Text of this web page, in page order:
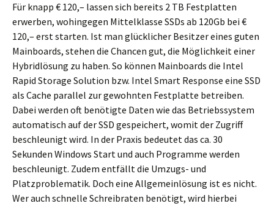
Für knapp € 120,– lassen sich bereits 2 TB Festplatten
erwerben, wohingegen Mittelklasse SSDs ab 120Gb bei €
120,– erst starten. Ist man glücklicher Besitzer eines guten
Mainboards, stehen die Chancen gut, die Möglichkeit einer
Hybridlösung zu haben. So können Mainboards die Intel
Rapid Storage Solution bzw. Intel Smart Response eine SSD
als Cache parallel zur gewohnten Festplatte betreiben.
Dabei werden oft benötigte Daten wie das Betriebssystem
automatisch auf der SSD gespeichert, womit der Zugriff
beschleunigt wird. In der Praxis bedeutet das ca. 30
Sekunden Windows Start und auch Programme werden
beschleunigt. Zudem entfällt die Umzugs- und
Platzproblematik. Doch eine Allgemeinlösung ist es nicht.
Wer auch schnelle Schreibraten benötigt, wird hierbei